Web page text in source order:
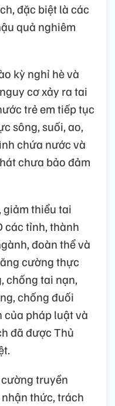
đặc biệt là các
quả nghiêm
kỳ nghỉ hè và
cơ xảy ra tai
trẻ em tiếp tục
sông, suối, ao,
chứa nước và
chưa bảo đảm
thiểu tai
các tỉnh, thành
đoàn thể và
cường thực
chống tai nạn,
chống đuối
của pháp luật và
đã được Thủ
truyền
thức, trách